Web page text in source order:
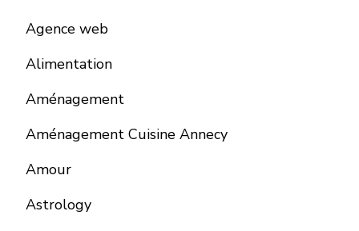
Agence web
Alimentation
Aménagement
Aménagement Cuisine Annecy
Amour
Astrology